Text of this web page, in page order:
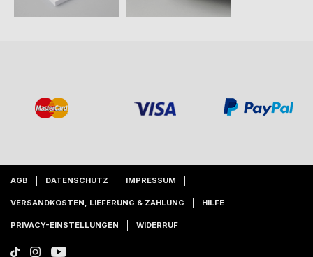
AGB DATENSCHUTZ IMPRESSUM
VERSANDKOSTEN, LIEFERUNG & ZAHLUNG HILFE
PRIVACY-EINSTELLUNGEN WIDERRUF